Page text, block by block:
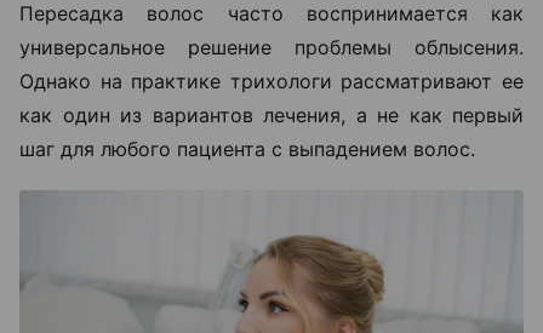
Пересадка волос часто воспринимается как
универсальное решение проблемы облысения.
Однако на практике трихологи рассматривают ее
как один из вариантов лечения, а не как первый
шаг для любого пациента с выпадением волос.